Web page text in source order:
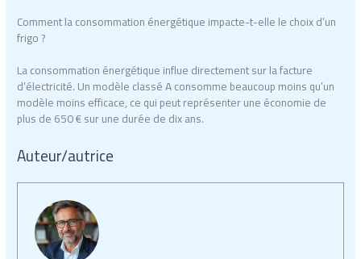
Comment la consommation énergétique impacte-t-elle le choix d’un
frigo ?
La consommation énergétique influe directement sur la facture
d’électricité. Un modèle classé A consomme beaucoup moins qu’un
modèle moins efficace, ce qui peut représenter une économie de
plus de 650 € sur une durée de dix ans.
Auteur/autrice